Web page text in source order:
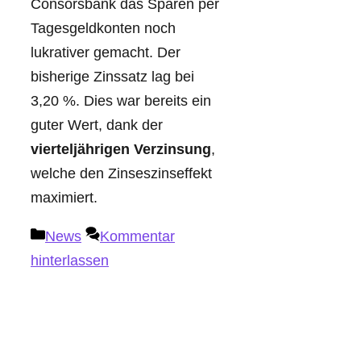
Consorsbank das Sparen per
Tagesgeldkonten noch
lukrativer gemacht. Der
bisherige Zinssatz lag bei
3,20 %. Dies war bereits ein
guter Wert, dank der
vierteljährigen Verzinsung,
welche den Zinseszinseffekt
maximiert.
Kategorien
News
Kommentar
hinterlassen